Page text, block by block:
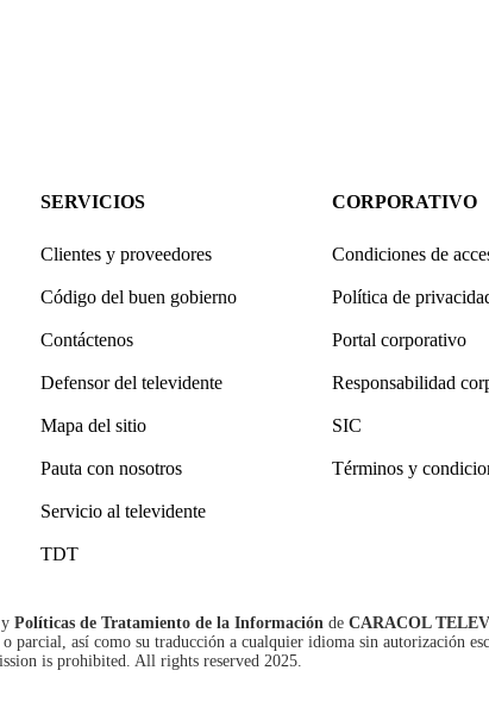
SERVICIOS
Clientes y proveedores
Código del buen gobierno
Contáctenos
Defensor del televidente
Mapa del sitio
Pauta con nosotros
Servicio al televidente
TDT
CORPORATIVO
Condiciones de
Política de
Portal corporativo
Responsabilidad
SIC
Términos y
y Políticas de Tratamiento de la Información de CARACOL
parcial, así como su traducción a cualquier idioma sin autorización
is prohibited. All rights reserved 2025.